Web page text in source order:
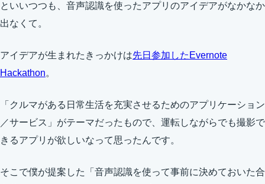
といいつつも、音声認識を使ったアプリのアイデアがなかなか
出なくて。
アイデアが生まれたきっかけは先日参加したEvernote
Hackathon。
「クルマがある日常生活を充実させるためのアプリケーション
／サービス」がテーマだったもので、運転しながらでも撮影で
きるアプリが欲しいなって思ったんです。
そこで僕が提案した「音声認識を使って事前に決めておいた合